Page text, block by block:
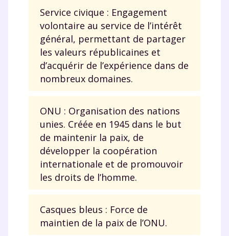
Service civique : Engagement
volontaire au service de l’intérêt
général, permettant de partager
les valeurs républicaines et
d’acquérir de l’expérience dans de
nombreux domaines.
ONU : Organisation des nations
unies. Créée en 1945 dans le but
de maintenir la paix, de
développer la coopération
internationale et de promouvoir
les droits de l’homme.
Casques bleus : Force de
maintien de la paix de l’ONU.
scolaire !
Fiches de cours et vidéos ,exercices
corrigés ,podcasts de révisions
Unespace dédié aux parents
suivre les progrès
Tout le programme scolaire du CP à
la Terminale
Des profs expérimentés disponibles
à la demande par tchat, audio ou
vidéo
TESTER GRATUITEMENT
* Votre code d'accès sera envoyé à cette adresse e-mail. En
renseignant votre e-mail, vous consentez à ce que vos
données à caractère personnel soient traitées par SEJER, sous